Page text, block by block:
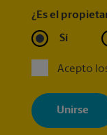
¿Es el
Sí
Acepto
Al registrarse,
con noticias, ofertas
adaptados a sus
momento. Para